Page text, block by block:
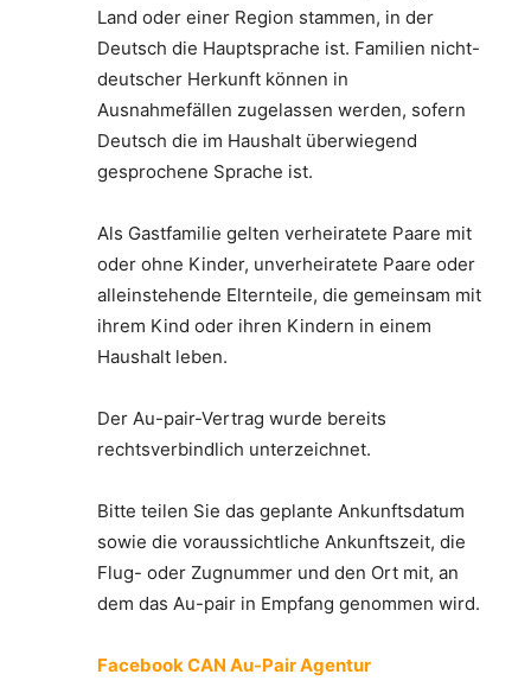
Land oder einer Region stammen, in der
Deutsch die Hauptsprache ist. Familien nicht-
deutscher Herkunft können in
Ausnahmefällen zugelassen werden, sofern
Deutsch die im Haushalt überwiegend
gesprochene Sprache ist.
Als Gastfamilie gelten verheiratete Paare mit
oder ohne Kinder, unverheiratete Paare oder
alleinstehende Elternteile, die gemeinsam mit
ihrem Kind oder ihren Kindern in einem
Haushalt leben.
Der Au-pair-Vertrag wurde bereits
rechtsverbindlich unterzeichnet.
Bitte teilen Sie das geplante Ankunftsdatum
sowie die voraussichtliche Ankunftszeit, die
Flug- oder Zugnummer und den Ort mit, an
dem das Au-pair in Empfang genommen wird.
Facebook CAN Au-Pair Agentur